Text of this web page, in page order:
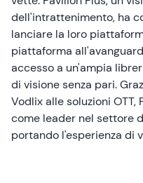
dell'intrattenimento, ha
lanciare la loro
piattaforma
accesso a un'ampia
di visione senza pari.
Vodlix alle soluzioni OTT,
come leader nel settore
portando l'esperienza di